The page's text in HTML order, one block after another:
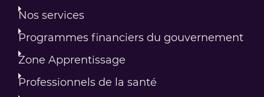
Nos services
Programmes financiers du gouvernement
Zone Apprentissage
Professionnels de la santé